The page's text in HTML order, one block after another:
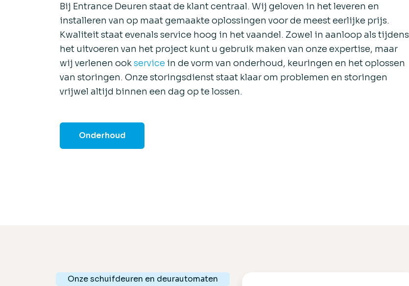
Bij Entrance Deuren staat de klant centraal. Wij geloven in het leveren en
installeren van op maat gemaakte oplossingen voor de meest eerlijke prijs.
Kwaliteit staat evenals service hoog in het vaandel. Zowel in aanloop als tijdens
het uitvoeren van het project kunt u gebruik maken van onze expertise, maar
wij verlenen ookservice in de vorm van onderhoud, keuringen en het oplossen
van storingen. Onze storingsdienst staat klaar om problemen en storingen
vrijwel altijd binnen een dag op te lossen.
Onderhoud
Onze schuifdeuren en deurautomaten